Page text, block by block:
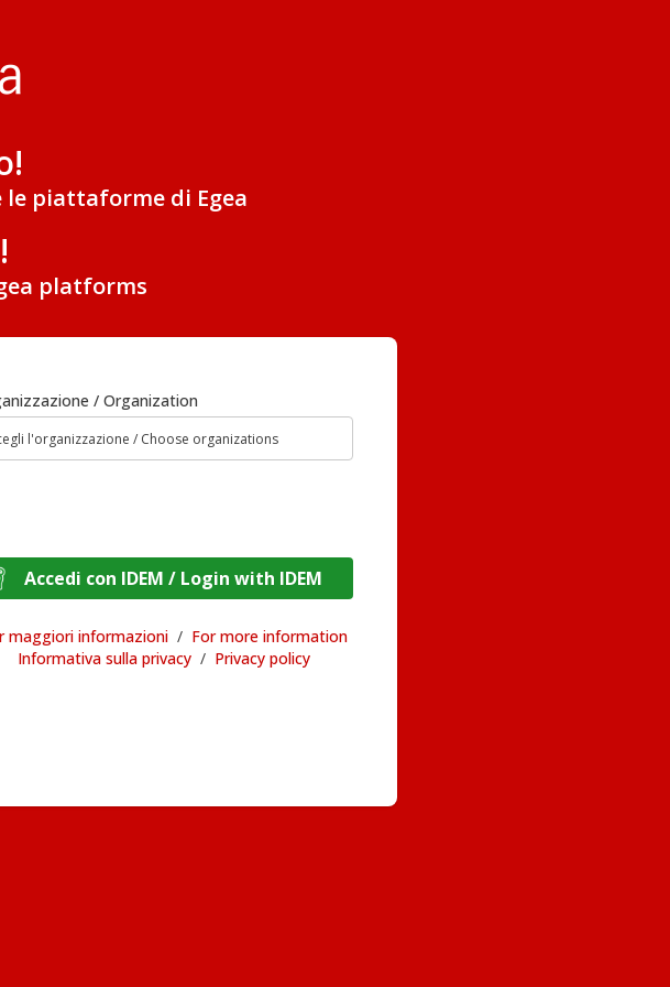
piattaforme di Egea
platforms
/ Organization
Accedi con IDEM / Login with IDEM
maggiori informazioni / For more information
Informativa sulla privacy / Privacy policy